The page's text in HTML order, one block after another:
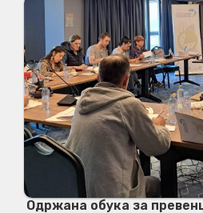
Одржана обука за